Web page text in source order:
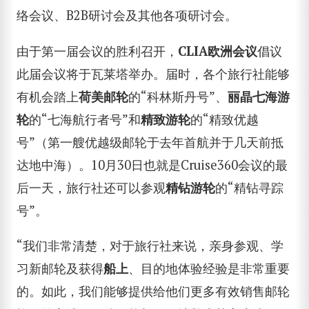
络会议、B2B研讨会及其他各项研讨会。
由于第一届会议的胜利召开， CLIA欧洲会议倡议
此届会议将于瓦莱塔举办。届时，各个旅行社能够
有机会踏上荷美邮轮的“科林斯丹号”、 丽晶七海游
轮的“七海航行者号”和精致游轮的“精致优越
号”（第一艘优越级邮轮于去年首航并于几天前抵
达地中海）。10月30日也就是Cruise360会议的最
后一天，旅行社还可以参观精钻游轮的“精钻寻踪
号”。
“我们非常清楚，对于旅行社来说，亲身参观、学
习新邮轮及获得船上、目的地体验经验是非常重要
的。如此，我们能够提供给他们更多有效销售邮轮